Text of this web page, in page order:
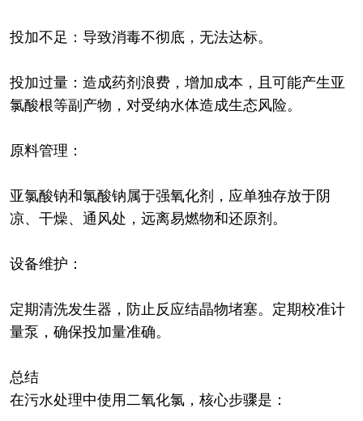
投加不足：导致消毒不彻底，无法达标。
投加过量：造成药剂浪费，增加成本，且可能产生亚
氯酸根等副产物，对受纳水体造成生态风险。
原料管理：
亚氯酸钠和氯酸钠属于强氧化剂，应单独存放于阴
凉、干燥、通风处，远离易燃物和还原剂。
设备维护：
定期清洗发生器，防止反应结晶物堵塞。定期校准计
量泵，确保投加量准确。
总结
在污水处理中使用二氧化氯，核心步骤是：